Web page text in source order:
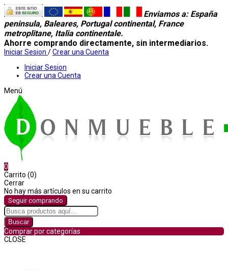
Enviamos a: España
peninsula, Baleares, Portugal continental, France
metroplitane, Italia continentale.
Ahorre comprando directamente, sin intermediarios.
Iniciar Sesion /Crear una Cuenta
Iniciar Sesion
Crear una Cuenta
Menú
0
Carrito (0)
Cerrar
No hay más artículos en su carrito
Seguir comprando
Buscar
Comprar por categorías
CLOSE